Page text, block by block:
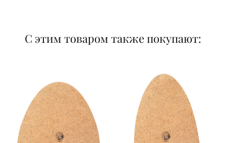
С этим товаром также покупают: